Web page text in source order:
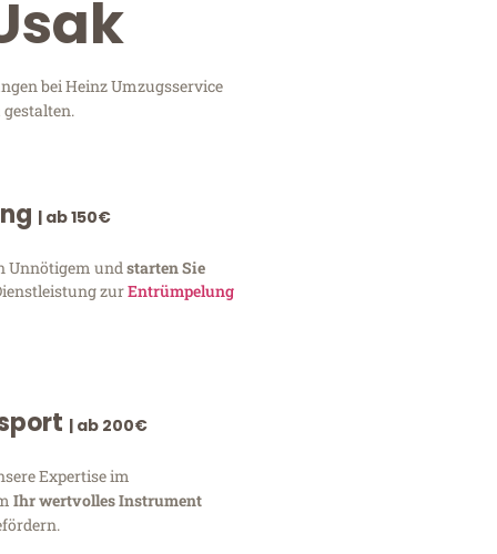
bei Heinz Umzugsservice
| ab 150€
Unnötigem undstarten Sie
zurEntrümpelung
| ab 200€
Expertise im
Ihr wertvolles Instrument